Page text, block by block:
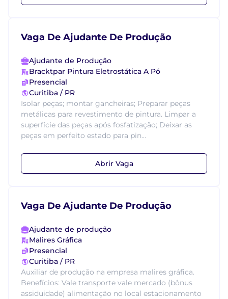
Vaga De Ajudante De Produção
Ajudante de Produção
Bracktpar Pintura Eletrostática A Pó
Presencial
Curitiba / PR
Isolar peças; montar gancheiras; Preparar peças
metálicas para revestimento de pintura. Limpar a
superfície das peças após fosfatização; Deixar as
peças em perfeito estado para pin...
Abrir Vaga
Vaga De Ajudante De Produção
Ajudante de produção
Malires Gráfica
Presencial
Curitiba / PR
Auxiliar de produção na empresa malires gráfica.
Benefícios: Vale transporte vale mercado (bônus
assiduidade) alimentação no local estacionamento